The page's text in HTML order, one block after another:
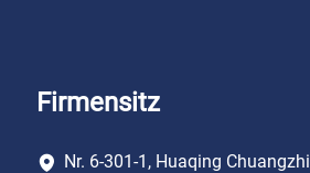
Firmensitz
Nr. 6-301-1, Huaqing Chuangzhi